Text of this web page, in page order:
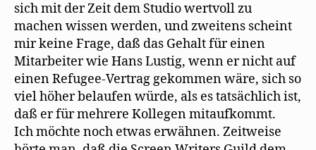
sich mit der Zeit dem Studio wertvoll zu
machen wissen werden, und zweitens scheint
mir keine Frage, daß das Gehalt für einen
Mitarbeiter wie Hans Lustig, wenn er nicht auf
einen Refugee-Vertrag gekommen wäre, sich so
viel höher belaufen würde, als es tatsächlich ist,
daß er für mehrere Kollegen mitaufkommt.
Ich möchte noch etwas erwähnen. Zeitweise